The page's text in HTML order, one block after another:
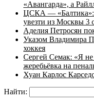
«Авангарда», а
ЦСКА — «Балтика»:
увезти из Москвы 3
Аделия Петросян
Указом Владимира
хоккея
Сергей Семак: «Я
жеребьёвка на
Хуан Карлос
Найти: